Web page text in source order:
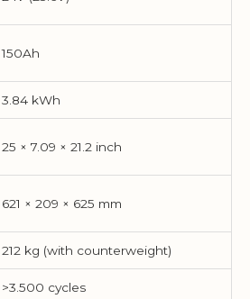
150Ah
3.84 kWh
25 × 7.09 × 21.2 inch
621 × 209 × 625 mm
212 kg (with counterweight)
>3.500 cycles